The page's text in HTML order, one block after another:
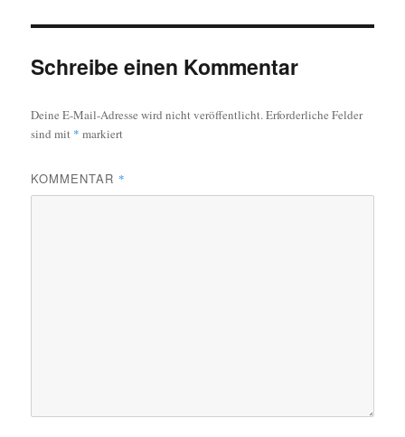
Schreibe einen Kommentar
Deine E-Mail-Adresse wird nicht veröffentlicht.Erforderliche Felder
sind mit * markiert
KOMMENTAR *